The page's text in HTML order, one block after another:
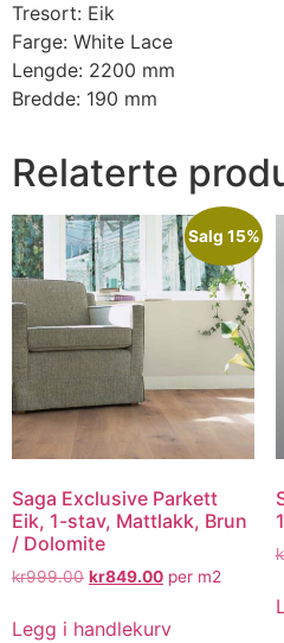
Tresort: Eik
Farge: White Lace
Lengde: 2200 mm
Bredde: 190 mm
Relaterte
Salg 15%
Saga Exclusive Parkett
Eik, 1-stav, Mattlakk, Brun
/ Dolomite
kr999.00 kr849.00 per m2
Legg i handlekurv